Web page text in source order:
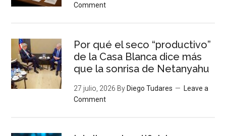
Comment
Por qué el seco “productivo”
de la Casa Blanca dice más
que la sonrisa de Netanyahu
27 julio, 2026 By Diego Tudares
Leave a
Comment